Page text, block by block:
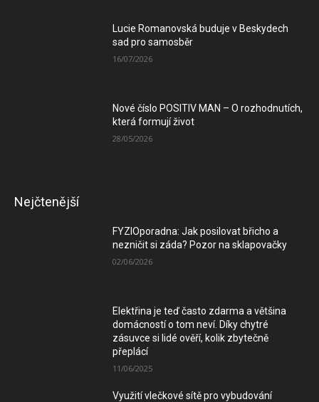
Lucie Romanovská buduje v Beskydech
sad pro samosběr
16/07/2026
Nové číslo POSITIV MAN – O rozhodnutích,
která formují život
28/05/2026
Nejčtenější
FYZIOporadna: Jak posilovat břicho a
nezničit si záda? Pozor na sklapovačky
02/06/2026
Elektřina je teď často zdarma a většina
domácností o tom neví. Díky chytré
zásuvce si lidé ověří, kolik zbytečně
přeplácí
11/06/2025
Využití vlečkové sítě pro vybudování